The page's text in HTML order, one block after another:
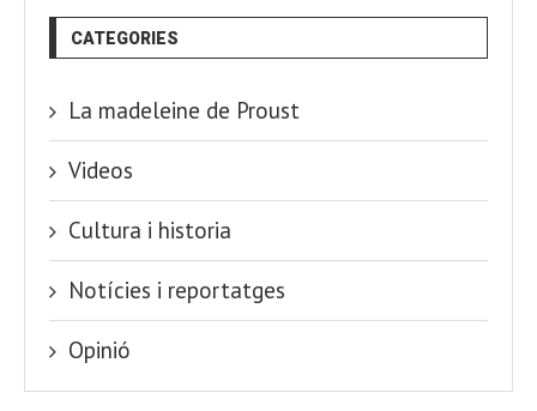
CATEGORIES
La madeleine de Proust
Videos
Cultura i historia
Notícies i reportatges
Opinió